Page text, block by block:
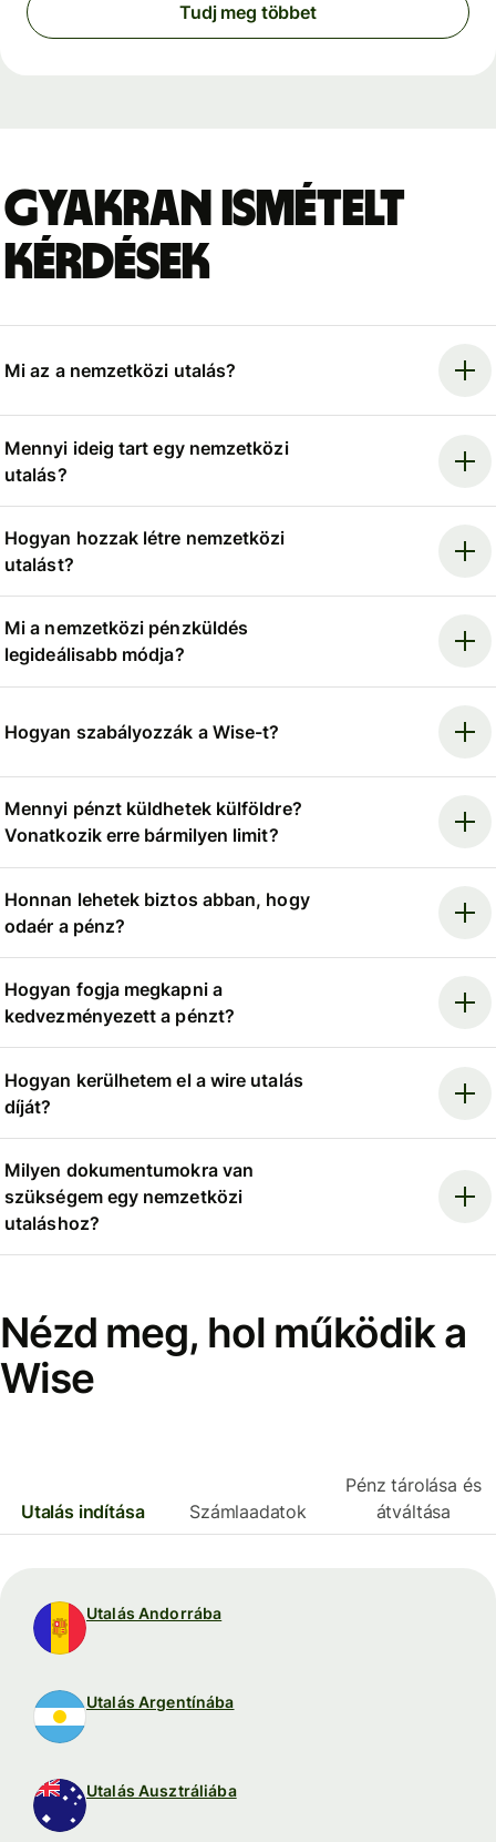
Tudj meg többet
Gyakran ismételt
kérdések
Mi az a nemzetközi utalás?
Mennyi ideig tart egy nemzetközi
utalás?
Hogyan hozzak létre nemzetközi
utalást?
Mi a nemzetközi pénzküldés
legideálisabb módja?
Hogyan szabályozzák a Wise-t?
Mennyi pénzt küldhetek külföldre?
Vonatkozik erre bármilyen limit?
Honnan lehetek biztos abban, hogy
odaér a pénz?
Hogyan fogja megkapni a
kedvezményezett a pénzt?
Hogyan kerülhetem el a wire utalás
díját?
Milyen dokumentumokra van
szükségem egy nemzetközi
utaláshoz?
Nézd meg, hol működik a
Wise
Utalás indítása Számlaadatok
Pénz tárolása és
átváltása
Utalás Andorrába
Utalás Argentínába
Utalás Ausztráliába